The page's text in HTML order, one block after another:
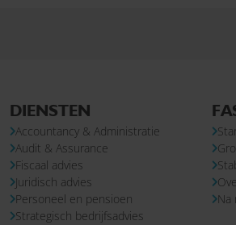
DIENSTEN
Accountancy & Administratie
Audit & Assurance
Fiscaal advies
Juridisch advies
Personeel en pensioen
Strategisch bedrijfsadvies
Na